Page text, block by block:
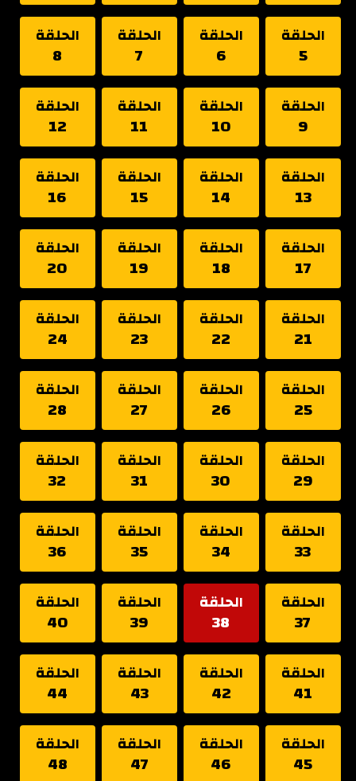
الحلقة
5
الحلقة
6
الحلقة
7
الحلقة
8
الحلقة
9
الحلقة
10
الحلقة
11
الحلقة
12
الحلقة
13
الحلقة
14
الحلقة
15
الحلقة
16
الحلقة
17
الحلقة
18
الحلقة
19
الحلقة
20
الحلقة
21
الحلقة
22
الحلقة
23
الحلقة
24
الحلقة
25
الحلقة
26
الحلقة
27
الحلقة
28
الحلقة
29
الحلقة
30
الحلقة
31
الحلقة
32
الحلقة
33
الحلقة
34
الحلقة
35
الحلقة
36
الحلقة
37
الحلقة
38
الحلقة
39
الحلقة
40
الحلقة
41
الحلقة
42
الحلقة
43
الحلقة
44
الحلقة
45
الحلقة
46
الحلقة
47
الحلقة
48